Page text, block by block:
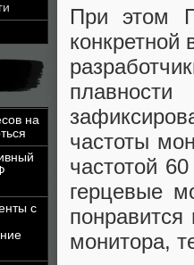
на
с
При этом
конкретной
частоты
частотой
герцевые
монитора,